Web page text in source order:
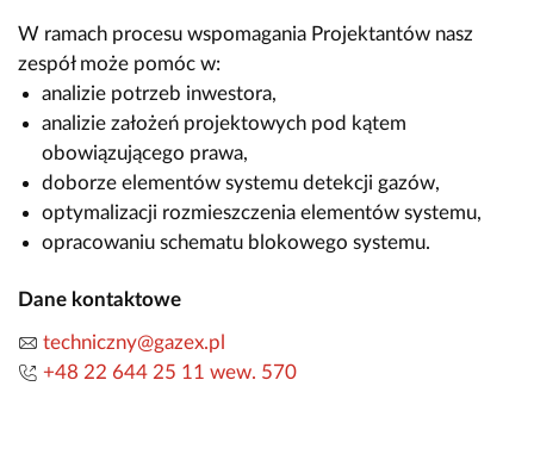
W ramach procesu wspomagania Projektantów nasz
zespół może pomóc w:
analizie potrzeb inwestora,
analizie założeń projektowych pod kątem
obowiązującego prawa,
doborze elementów systemu detekcji gazów,
optymalizacji rozmieszczenia elementów systemu,
opracowaniu schematu blokowego systemu.
Dane kontaktowe
techniczny@gazex.pl
+48 22 644 25 11 wew. 570